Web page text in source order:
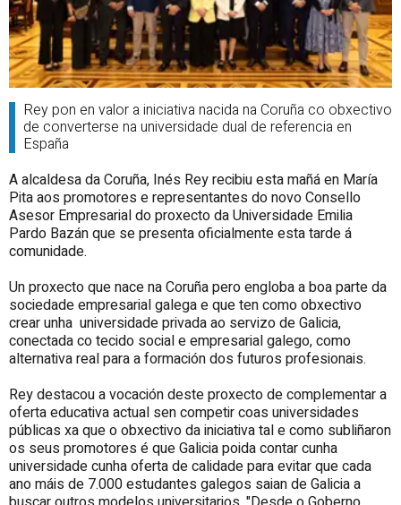
Rey pon en valor a iniciativa nacida na Coruña co obxectivo
de converterse na universidade dual de referencia en
España
A alcaldesa da Coruña, Inés Rey recibiu esta mañá en María
Pita aos promotores e representantes do novo Consello
Asesor Empresarial do proxecto da Universidade Emilia
Pardo Bazán que se presenta oficialmente esta tarde á
comunidade.
Un proxecto que nace na Coruña pero engloba a boa parte da
sociedade empresarial galega e que ten como obxectivo
crear unha universidade privada ao servizo de Galicia,
conectada co tecido social e empresarial galego, como
alternativa real para a formación dos futuros profesionais.
Rey destacou a vocación deste proxecto de complementar a
oferta educativa actual sen competir coas universidades
públicas xa que o obxectivo da iniciativa tal e como subliñaron
os seus promotores é que Galicia poida contar cunha
universidade cunha oferta de calidade para evitar que cada
ano máis de 7.000 estudantes galegos saian de Galicia a